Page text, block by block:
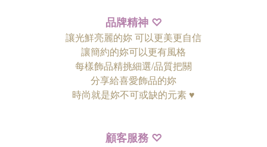
品牌精神 ♡
讓光鮮亮麗的妳 可以更美更自信
讓簡約的妳可以更有風格
每樣飾品精挑細選/品質把關
分享給喜愛飾品的妳
時尚就是妳不可或缺的元素 ♥
顧客服務 ♡